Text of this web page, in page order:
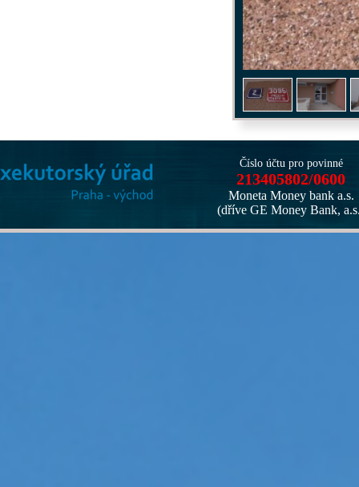
1/4
Číslo účtu pro povinné
213405802/0600
Moneta Money bank a.s.
(dříve GE Money Bank,